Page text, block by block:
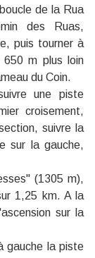
de la Rua
des Ruas,
puis tourner à
m plus loin
du Coin.
une piste
croisement,
suivre la
sur la gauche,
(1305 m),
1,25 km. A la
sur la
gauche la piste